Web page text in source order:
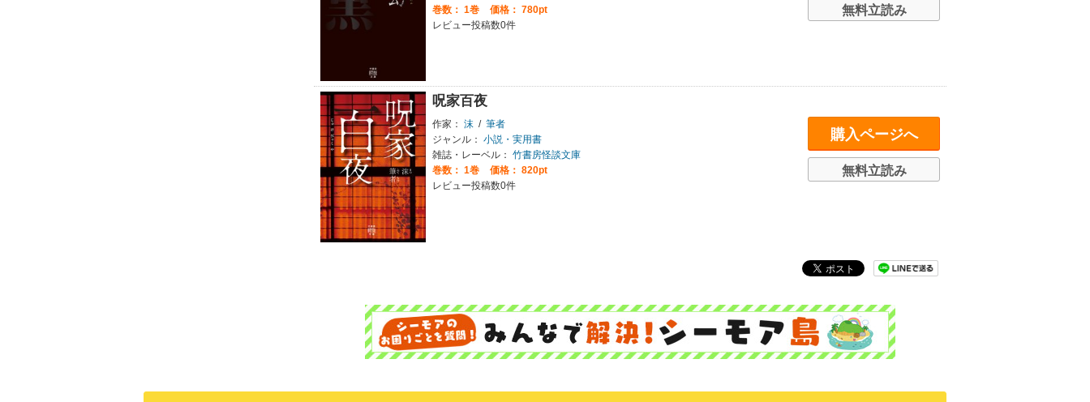
巻数： 1巻
価格： 780pt
レビュー投稿数0件
無料立読み
呪家百夜
作家： 沫 / 筆者
ジャンル： 小説・実用書
雑誌・レーベル： 竹書房怪談文庫
巻数： 1巻
価格： 820pt
レビュー投稿数0件
購入ページへ
無料立読み